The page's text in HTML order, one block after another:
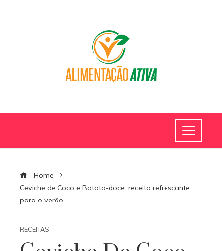
Home
Ceviche de Coco e Batata-doce: receita refrescante
para o verão
RECEITAS